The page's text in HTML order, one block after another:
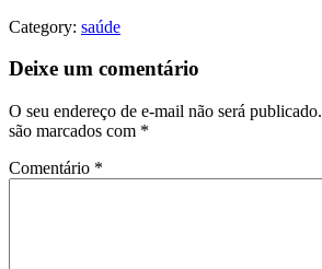
Category: saúde
Deixe um comentário
O seu endereço de e-mail não será publicado.
são marcados com *
Comentário *